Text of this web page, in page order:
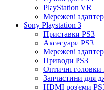
PlayStation VR
Мережеві
Sony Playstation 3
Приставки PS3
Аксесуари PS3
Мережеві
Приводи PS3
Оптичні головки
Запчастини для
HDMI роз'єми